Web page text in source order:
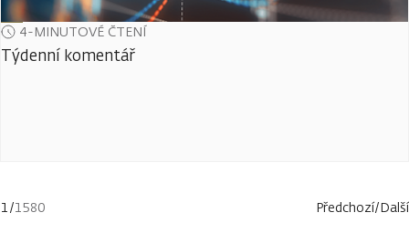
4-MINUTOVÉ ČTENÍ
Týdenní komentář
1/1580 Předchozí/Další